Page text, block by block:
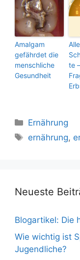
Amalgam
gefährdet die
menschliche
Gesundheit
te
Kategorien
Ernährung
Schlagwörter
ernährung,
Neueste
Blogartikel: Die
Wie wichtig ist
Jugendliche?